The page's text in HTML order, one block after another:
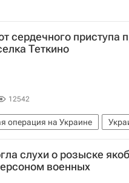
сердечного приступа
Теткино
12542
операция на Украине
Вооруженные силы Украины
слухи о розыске
военных